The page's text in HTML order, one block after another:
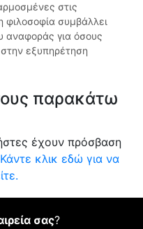
στις
φιλοσοφία συμβάλλει
αναφοράς για όσους
εξυπηρέτηση
παρακάτω
έχουν πρόσβαση
Κάντε κλικ εδώ για να
σας?